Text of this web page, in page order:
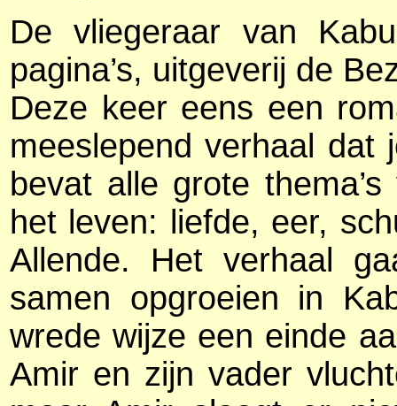
De vliegeraar van
pagina’s, uitgeverij de
Deze keer eens een
meeslepend verhaal dat
bevat alle grote
het leven: liefde, eer,
Allende. Het verhaal
samen opgroeien in
wrede wijze een einde
Amir en zijn vader